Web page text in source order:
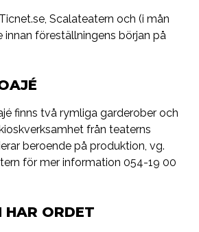
Scalateatern och (i mån
innan föreställningens början på
finns två rymliga garderober och
från teaterns
beroende på produktion, vg.
för mer information 054-19 00
HAR ORDET